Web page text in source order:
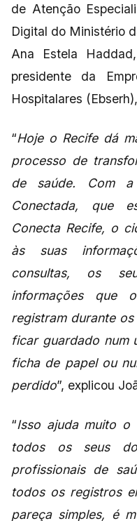
de Atenção
Digital do Ministério
Ana Estela
presidente da
Hospitalares
“Hoje o Recife dá
processo de
de saúde. Com a
Conectada, que
Conecta Recife, o
às suas
consultas, os
informações que
registram durante
ficar guardado num
ficha de papel ou
perdido”, explicou
“Isso ajuda muito
todos os seus
profissionais de
todos os registros
pareça simples, é